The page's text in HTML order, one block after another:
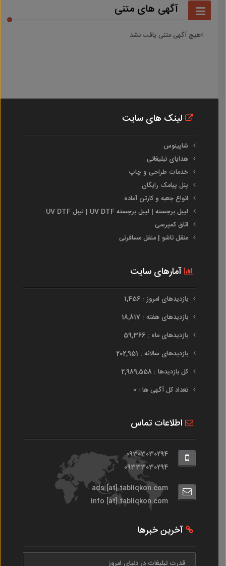
آگهی های متنی
هیچ آگهی متنی یافت نشد
لینک های سایت
شاپینوس
هدایای تبلیغاتی
خدمات طراحی و چاپ
پنل پیامک رایگان
انواع جعبه و کارتن آماده
لیبل برجسته | لیبل برجسته UV DTF | لیبل UV DTF
اتاق کمپرسی
منقل تاشو | منقل مسافرتی
آمارهای سایت
بازدیدهای امروز : 1,456
بازدیدهای هفته : 18,817
بازدیدهای ماه : 59,366
بازدیدهای سالانه : 202,951
کل بازدیدها : 2,989,558
تعداد کل آگهی ها : 0
اطلاعات تماس
09303030294
09333030294
ads [at] tabliqkon.com
info [at] tabliqkon.com
آخرین خبرها
قدرت تبلیغات در دنیای امروز